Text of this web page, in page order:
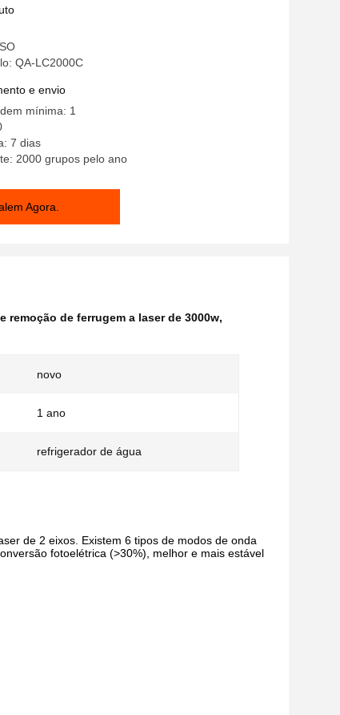
QA-LC2000C
e envio
mínima: 1
7 dias
2000 grupos pelo ano
Agora.
remoção de ferrugem a laser de 3000w,
novo
1 ano
refrigerador de água
de 2 eixos. Existem 6 tipos de modos de onda
fotoelétrica (>30%), melhor e mais estável